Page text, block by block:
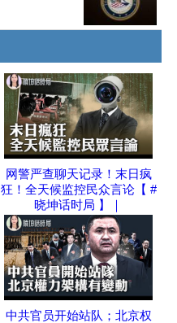
网警严查聊天记录！末日疯
狂！全天候监控民众言论【 #
晓坤话时局 】｜
中共官员开始站队；北京权